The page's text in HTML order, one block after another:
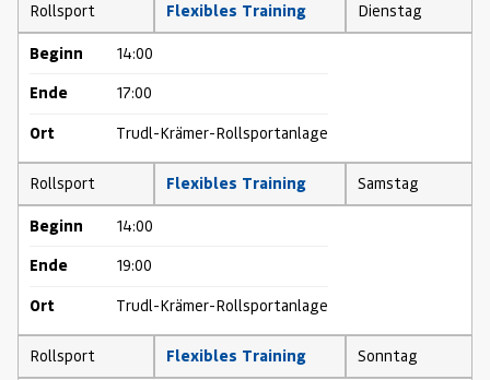
Rollsport Flexibles Training Dienstag
Beginn 14:00
Ende 17:00
Ort Trudl-Krämer-Rollsportanlage
Rollsport Flexibles Training Samstag
Beginn 14:00
Ende 19:00
Ort Trudl-Krämer-Rollsportanlage
Rollsport Flexibles Training Sonntag